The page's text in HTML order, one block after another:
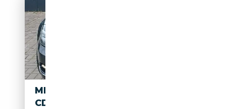
MERCEDES-BENZ CLS 250
CDI/NAVI/EL.SD/XENON/TEMP